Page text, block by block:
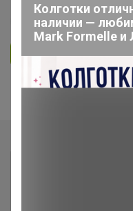
396 5.0
Ответить
Колготки
наличии —
Mark Formelle